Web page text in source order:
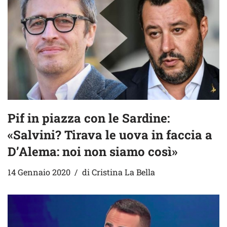
Pif in piazza con le Sardine:
«Salvini? Tirava le uova in faccia a
D’Alema: noi non siamo così»
14 Gennaio 2020 di Cristina La Bella